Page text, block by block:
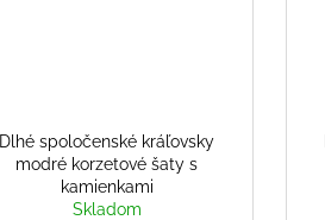
Dlhé spoločenské kráľovsky
modré korzetové šaty s
kamienkami
Skladom